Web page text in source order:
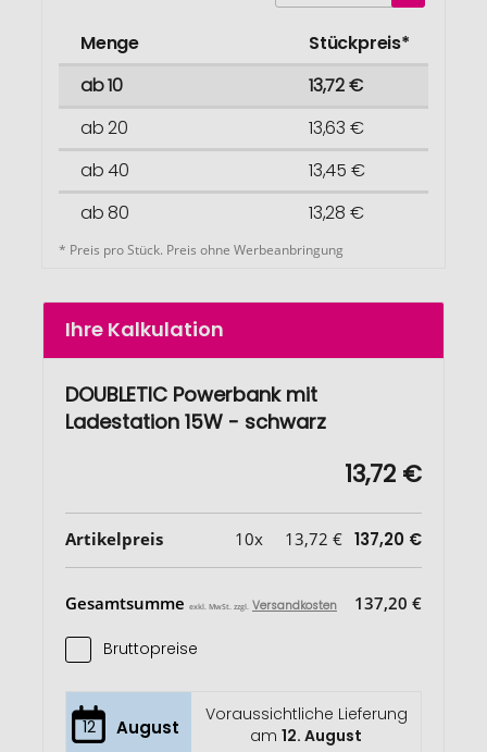
Menge
Stückpreis*
ab 10
13,72 €
ab 20
13,63 €
ab 40
13,45 €
ab 80
13,28 €
* Preis pro Stück. Preis ohne Werbeanbringung
Ihre Kalkulation
DOUBLETIC Powerbank mit
Ladestation 15W - schwarz
13,72 €
Artikelpreis 10x 13,72 € 137,20 €
Gesamtsumme exkl. MwSt. zzgl. Versandkosten 137,20 €
Bruttopreise
12 August
Voraussichtliche Lieferung
am12. August